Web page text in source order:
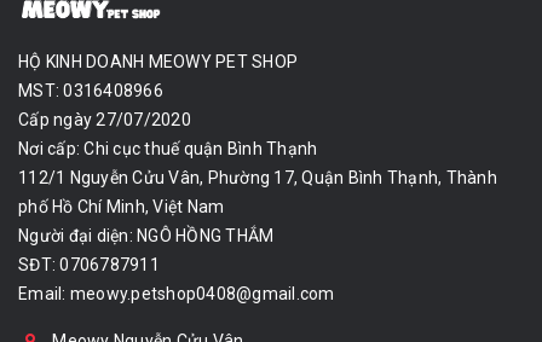
HỘ KINH DOANH MEOWY PET SHOP
MST: 0316408966
Cấp ngày 27/07/2020
Nơi cấp: Chi cục thuế quận Bình Thạnh
112/1 Nguyễn Cửu Vân, Phường 17, Quận Bình Thạnh, Thành
phố Hồ Chí Minh, Việt Nam
Người đại diện: NGÔ HỒNG THẮM
SĐT: 0706787911
Email: meowy.petshop0408@gmail.com